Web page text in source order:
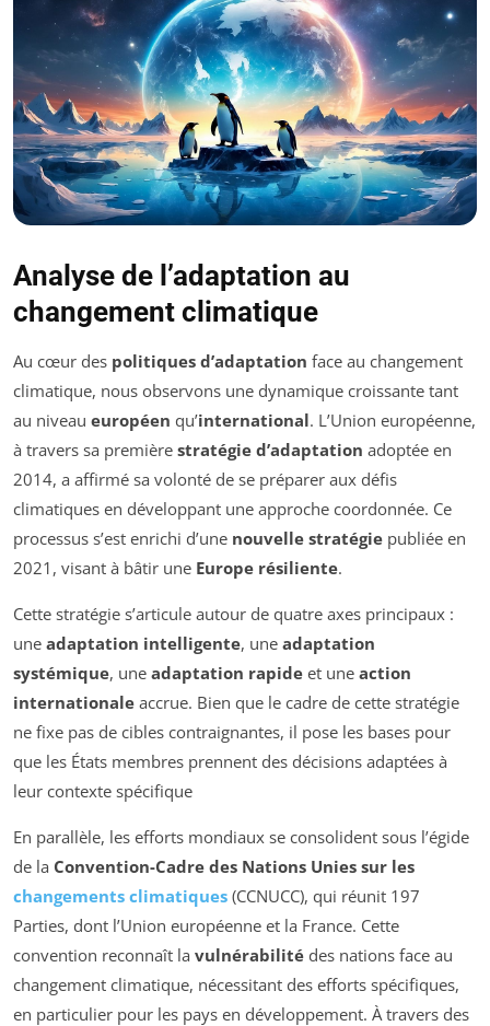
Analyse de l’adaptation au
changement climatique
Au cœur des politiques d’adaptation face au changement
climatique, nous observons une dynamique croissante tant
au niveau européen qu’international. L’Union européenne,
à travers sa première stratégie d’adaptation adoptée en
2014, a affirmé sa volonté de se préparer aux défis
climatiques en développant une approche coordonnée. Ce
processus s’est enrichi d’une nouvelle stratégie publiée en
2021, visant à bâtir une Europe résiliente.
Cette stratégie s’articule autour de quatre axes principaux :
une adaptation intelligente, une adaptation
systémique, une adaptation rapide et une action
internationale accrue. Bien que le cadre de cette stratégie
ne fixe pas de cibles contraignantes, il pose les bases pour
que les États membres prennent des décisions adaptées à
leur contexte spécifique
En parallèle, les efforts mondiaux se consolident sous l’égide
de la Convention-Cadre des Nations Unies sur les
changements climatiques (CCNUCC), qui réunit 197
Parties, dont l’Union européenne et la France. Cette
convention reconnaît la vulnérabilité des nations face au
changement climatique, nécessitant des efforts spécifiques,
en particulier pour les pays en développement. À travers des